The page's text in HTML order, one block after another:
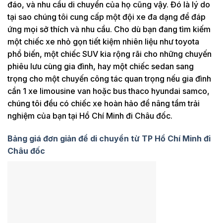
đáo, và nhu cầu di chuyển của họ cũng vậy. Đó là lý do
tại sao chúng tôi cung cấp một đội xe đa dạng để đáp
ứng mọi sở thích và nhu cầu. Cho dù bạn đang tìm kiếm
một chiếc xe nhỏ gọn tiết kiệm nhiên liệu như toyota
phổ biến, một chiếc SUV kia rộng rãi cho những chuyến
phiêu lưu cùng gia đình, hay một chiếc sedan sang
trọng cho một chuyến công tác quan trọng nếu gia đình
cần 1 xe limousine van hoặc bus thaco hyundai samco,
chúng tôi đều có chiếc xe hoàn hảo để nâng tầm trải
nghiệm của bạn tại Hồ Chí Minh đi Châu đốc.
Bảng giá đơn giản để di chuyển từ TP Hồ Chí Minh đi
Châu đốc